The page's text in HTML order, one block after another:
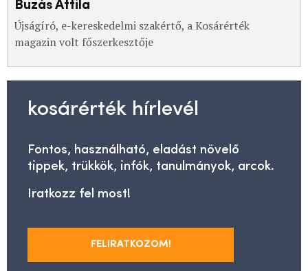
Buzás Attila
Újságíró, e-kereskedelmi szakértő, a Kosárérték
magazin volt főszerkesztője
kosárérték hírlevél
Fontos, használható, eladást növelő
tippek, trükkök, infók, tanulmányok, arcok.
Iratkozz fel most!
FELIRATKOZOM!